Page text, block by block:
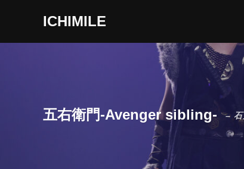
ICHIMILE
五右衛門-Avenger sibling- – 石